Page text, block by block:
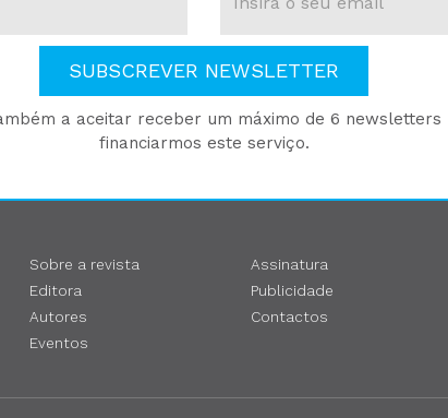
SUBSCREVER NEWSLETTER
a aceitar receber um máximo de 6
financiarmos este serviço.
Sobre a revista
Editora
Autores
Eventos
Assinatura
Publicidade
Contactos